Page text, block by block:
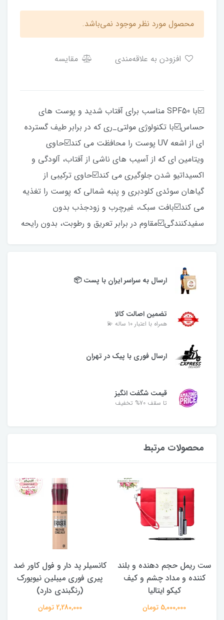
محصول مورد نظر موجود نمی‌باشد.
مقایسه
☑️با SPF50 مناسب برای آفتاب شدید و پوست های
حساس☑️با تکنولوژی مولتی_ری که در برابر طیف گسترده
ای از اشعه UV پوست را محافظت می کند☑️حاوی
ویتامین ای که از آسیب های ناشی از آفتاب، آلودگی و
اکسیداتیو شدن جلوگیری می کند☑️حاوی ترکیبی از
گیاهان سوئدی کلودبری و پنبه شمالی که پوست را تغذیه
می کند☑️بافت سبک، غیرچرب و زودجذب بدون
سفیدکنندگی☑️مقاوم در برابر تعریق و رطوبت، بدون رایحه
ارسال به سراسر ایران با پست 📦
تضمین اصالت کالا
همراه با اعتبار ۱۰ ساله 💫
ارسال فوری با پیک در تهران
قیمت شگفت انگیز
تا سقف 70% تخفیف
محصولات مرتبط
ست ریمل حجم دهنده و بلند
کننده و مداد چشم و کیف
کیکو ایتالیا
5,000,000 تومان
کانسیلر پد دار و فول کاور ضد
پیری فوری میبلین نیویورک
(رنگبندی دارد)
2,280,000 تومان